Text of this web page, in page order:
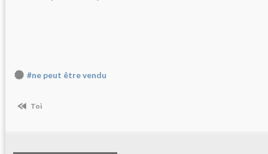
#ne peut être vendu
Toi